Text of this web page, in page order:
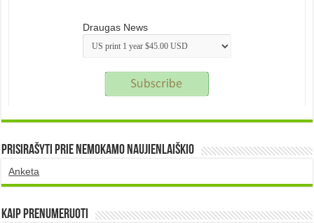
Draugas News
Prisirašyti prie nemokamo naujienlaiškio
Anketa
Kaip prenumeruoti